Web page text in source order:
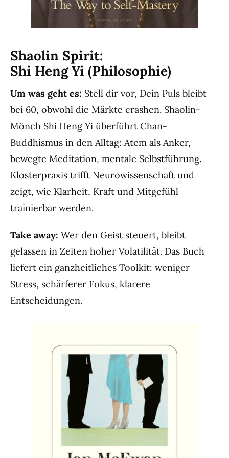
Shaolin Spirit:
Shi Heng Yi (Philosophie)
Um was geht es: Stell dir vor, Dein Puls bleibt
bei 60, obwohl die Märkte crashen. Shaolin-
Mönch Shi Heng Yi überführt Chan-
Buddhismus in den Alltag: Atem als Anker,
bewegte Meditation, mentale Selbstführung.
Klosterpraxis trifft Neurowissenschaft und
zeigt, wie Klarheit, Kraft und Mitgefühl
trainierbar werden.
Take away: Wer den Geist steuert, bleibt
gelassen in Zeiten hoher Volatilität. Das Buch
liefert ein ganzheitliches Toolkit: weniger
Stress, schärferer Fokus, klarere
Entscheidungen.